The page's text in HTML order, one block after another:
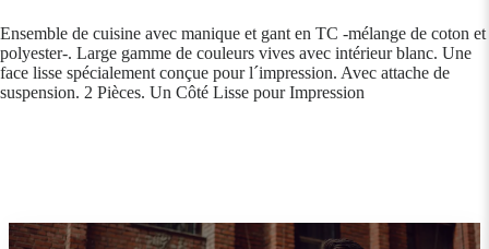
Ensemble de cuisine avec manique et gant en TC -mélange de coton et
polyester-. Large gamme de couleurs vives avec intérieur blanc. Une
face lisse spécialement conçue pour l´impression. Avec attache de
suspension. 2 Pièces. Un Côté Lisse pour Impression